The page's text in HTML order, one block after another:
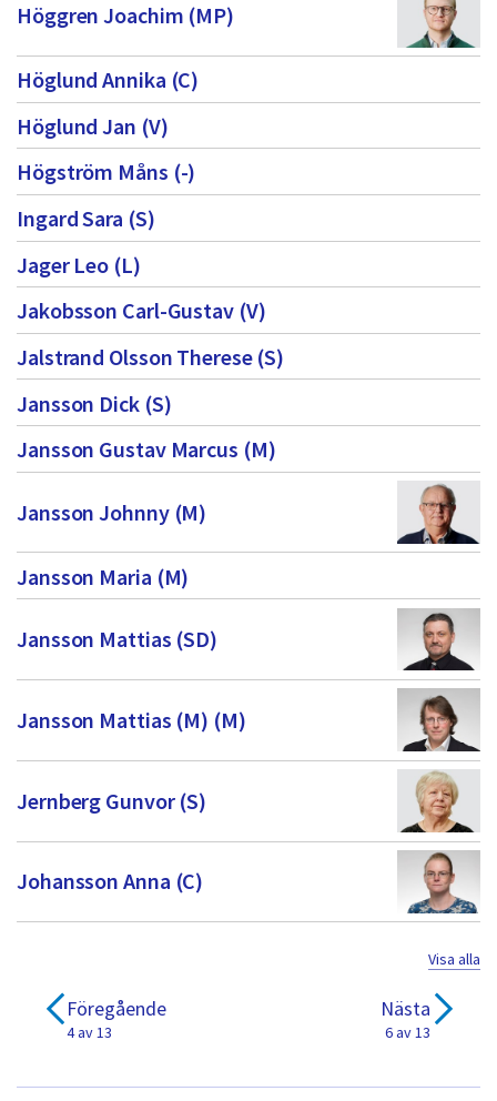
Höggren Joachim (MP)
Höglund Annika (C)
Höglund Jan (V)
Högström Måns (-)
Ingard Sara (S)
Jager Leo (L)
Jakobsson Carl-Gustav (V)
Jalstrand Olsson Therese (S)
Jansson Dick (S)
Jansson Gustav Marcus (M)
Jansson Johnny (M)
Jansson Maria (M)
Jansson Mattias (SD)
Jansson Mattias (M) (M)
Jernberg Gunvor (S)
Johansson Anna (C)
Visa alla
Föregående
4 av 13
Nästa
6 av 13